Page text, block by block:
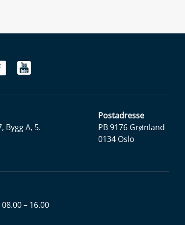
Bygg A, 5.
Postadresse
PB 9176 Grønland
0134 Oslo
– 16.00